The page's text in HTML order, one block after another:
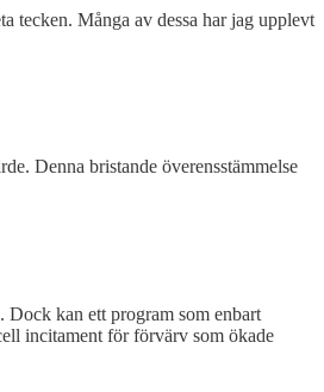
tecken. Många av dessa har jag upplevt
Denna bristande överensstämmelse
Dock kan ett program som enbart
incitament för förvärv som ökade